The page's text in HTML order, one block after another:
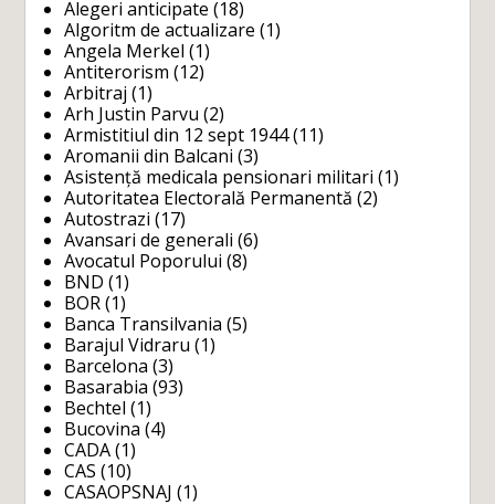
Alegeri anticipate (18)
Algoritm de actualizare (1)
Angela Merkel (1)
Antiterorism (12)
Arbitraj (1)
Arh Justin Parvu (2)
Armistitiul din 12 sept 1944(11)
Aromanii din Balcani (3)
Asistență medicala pensionari militari (1)
Autoritatea Electorală Permanentă (2)
Autostrazi (17)
Avansari de generali (6)
Avocatul Poporului (8)
BND (1)
BOR (1)
Banca Transilvania (5)
Barajul Vidraru (1)
Barcelona (3)
Basarabia (93)
Bechtel (1)
Bucovina (4)
CADA (1)
CAS (10)
CASAOPSNAJ (1)